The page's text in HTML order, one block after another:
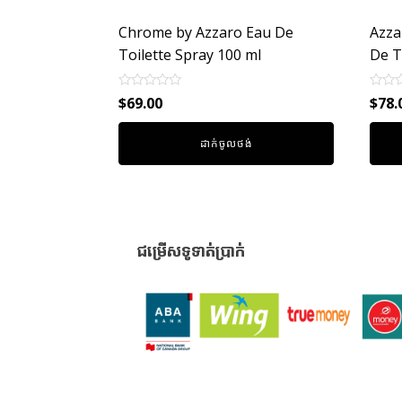
Chrome by Azzaro Eau De
Toilette Spray 100 ml
Rated
0
out
$69.00
ដាក់ចូលថង់
De
Rated
0
out
$
ជម្រើសទូទាត់ប្រាក់